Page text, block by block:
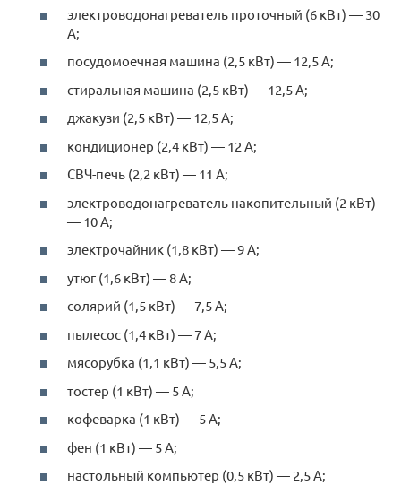
электроводонагреватель проточный (6 кВт) — 30
А;
посудомоечная машина (2,5 кВт) — 12,5 А;
стиральная машина (2,5 кВт) — 12,5 А;
джакузи (2,5 кВт) — 12,5 А;
кондиционер (2,4 кВт) — 12 А;
СВЧ-печь (2,2 кВт) — 11 А;
электроводонагреватель накопительный (2 кВт)
— 10 А;
электрочайник (1,8 кВт) — 9 А;
утюг (1,6 кВт) — 8 А;
солярий (1,5 кВт) — 7,5 А;
пылесос (1,4 кВт) — 7 А;
мясорубка (1,1 кВт) — 5,5 А;
тостер (1 кВт) — 5 А;
кофеварка (1 кВт) — 5 А;
фен (1 кВт) — 5 А;
настольный компьютер (0,5 кВт) — 2,5 А;